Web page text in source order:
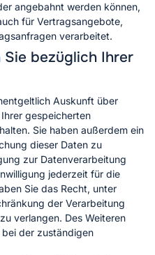
angebahnt werden können,
für Vertragsangebote,
verarbeitet.
bezüglich Ihrer
Auskunft über
gespeicherten
Sie haben außerdem ein
dieser Daten zu
zur Datenverarbeitung
jederzeit für die
Sie das Recht, unter
der Verarbeitung
verlangen. Des Weiteren
der zuständigen